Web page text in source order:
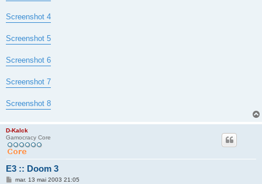
Screenshot 4
Screenshot 5
Screenshot 6
Screenshot 7
Screenshot 8
D-Kalck
Gamocracy Core
E3 :: Doom 3
Mmar. 13 mai 2003 21:05